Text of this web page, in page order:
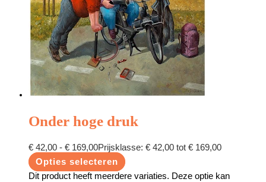
Onder hoge druk
€ 42,00 - € 169,00Prijsklasse: € 42,00 tot € 169,00
Opties selecteren
Dit product heeft meerdere variaties. Deze optie kan